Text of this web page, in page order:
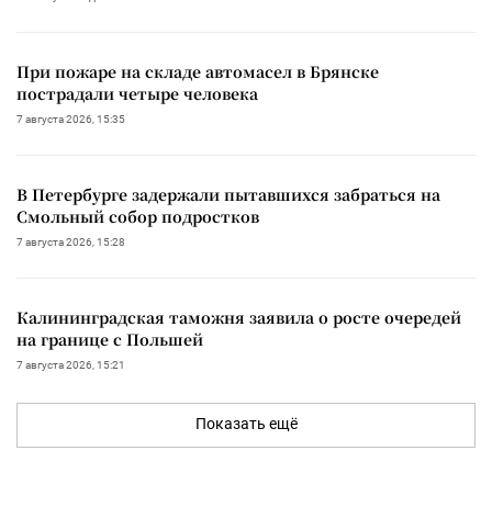
При пожаре на складе автомасел в Брянске
пострадали четыре человека
7 августа 2026, 15:35
В Петербурге задержали пытавшихся забраться на
Смольный собор подростков
7 августа 2026, 15:28
Калининградская таможня заявила о росте очередей
на границе с Польшей
7 августа 2026, 15:21
Показать ещё